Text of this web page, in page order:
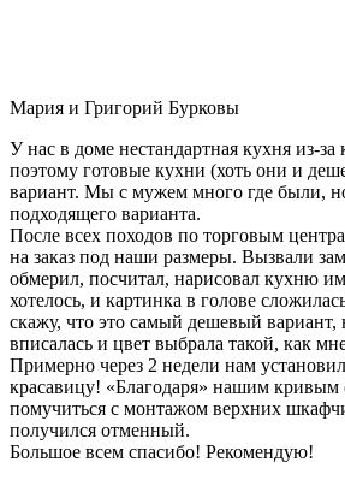
Мария и Григорий Бурковы
У нас в доме нестандартная кухня из-за
поэтому готовые кухни (хоть они и
вариант. Мы с мужем много где были,
подходящего варианта.
После всех походов по торговым
на заказ под наши размеры. Вызвали
обмерил, посчитал, нарисовал кухню
хотелось, и картинка в голове
скажу, что это самый дешевый вариант,
вписалась и цвет выбрала такой, как
Примерно через 2 недели нам
красавицу! «Благодаря» нашим
помучиться с монтажом верхних
получился отменный.
Большое всем спасибо! Рекомендую!